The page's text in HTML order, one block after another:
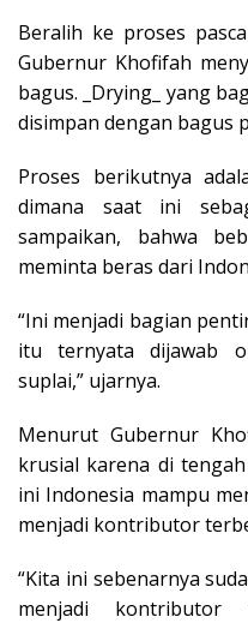
Beralih ke proses
Gubernur Khofifah
bagus. _Drying_ yang
disimpan dengan bagus
Proses berikutnya
dimana saat ini
sampaikan, bahwa
meminta beras dari
“Ini menjadi bagian
itu ternyata dijawab
suplai,” ujarnya.
Menurut Gubernur
krusial karena di
ini Indonesia mampu
menjadi kontributor
“Kita ini sebenarnya
menjadi kontributor